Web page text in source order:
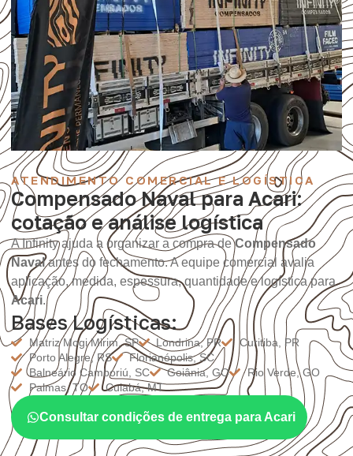
ATENDIMENTO COMERCIAL E LOGÍSTICA
Compensado Naval para Acari:
cotação e análise logística
A Infinity ajuda a organizar a compra deCompensado
Navalantes do fechamento. A equipe comercial avalia
aplicação, medida, espessura, quantidade e logística para
Acari.
Bases Logísticas:
Matriz Mogi Mirim, SP Londrina, PR
Curitiba, PR
Porto Alegre, RS
Florianópolis, SC
Balneário Camboriú, SC
Goiânia, GO
Rio Verde, GO
Palmas, TO
Cuiabá, MT
Consultar condições de entrega para Acari